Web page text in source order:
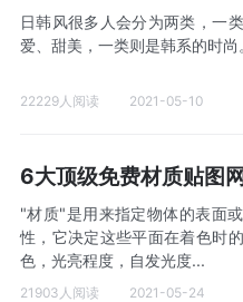
日韩风很多人会分为两类，一
爱、甜美，一类则是韩系的时尚
22229人阅读 2021-05-10
6大顶级免费材质贴图
"材质"是用来指定物体的表面
性，它决定这些平面在着色时
色，光亮程度，自发光度...
21903人阅读 2021-05-24